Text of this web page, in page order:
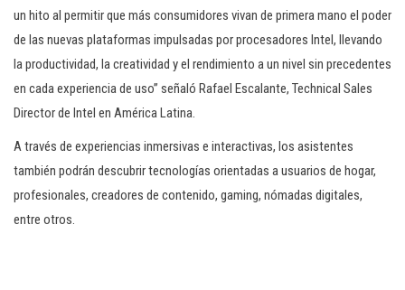
un hito al permitir que más consumidores vivan de primera mano el poder
de las nuevas plataformas impulsadas por procesadores Intel, llevando
la productividad, la creatividad y el rendimiento a un nivel sin precedentes
en cada experiencia de uso” señaló Rafael Escalante, Technical Sales
Director de Intel en América Latina.
A través de experiencias inmersivas e interactivas, los asistentes
también podrán descubrir tecnologías orientadas a usuarios de hogar,
profesionales, creadores de contenido, gaming, nómadas digitales,
entre otros.